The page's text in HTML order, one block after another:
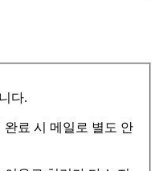
다.
료 시 메일로 별도 안